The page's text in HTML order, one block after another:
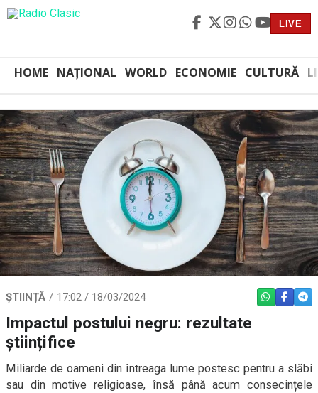
LIVE
HOME NAȚIONAL WORLD ECONOMIE CULTURĂ
ȘTIINȚĂ 17:02 / 18/03/2024 WHATSAPP
Impactul postului negru: rezultate
științifice
Miliarde de oameni din întreaga lume postesc pentru a slăbi
sau din motive religioase, însă până acum consecințele